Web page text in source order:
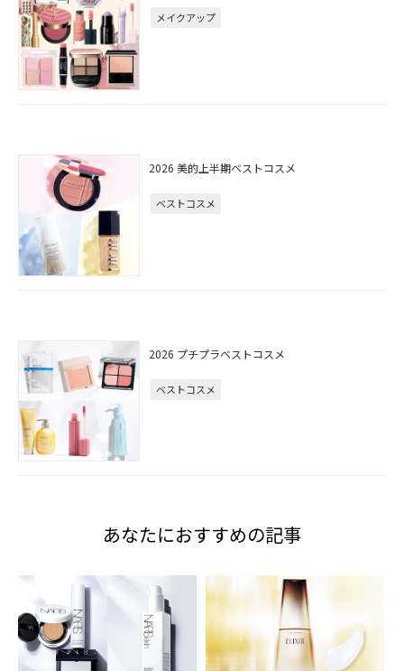
メイクアップ
2026 美的上半期ベストコスメ
ベストコスメ
2026 プチプラベストコスメ
ベストコスメ
あなたにおすすめの記事